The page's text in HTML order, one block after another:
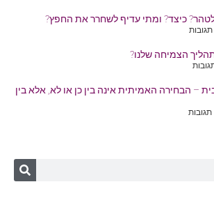
כיצד? ומתי עדיף לשחרר את החפץ?
תגובות
הצמיחה שלנו?
– הבחירה האמיתית אינה בין כן או לא, אלא בין
תגובות